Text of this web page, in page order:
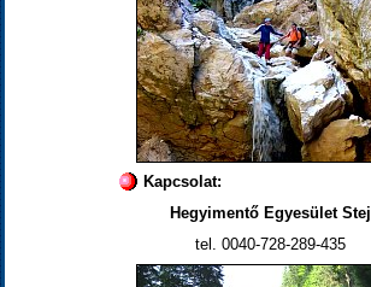
Kapcsolat:
Hegyimentő Egyesület Stej
tel. 0040-728-289-435